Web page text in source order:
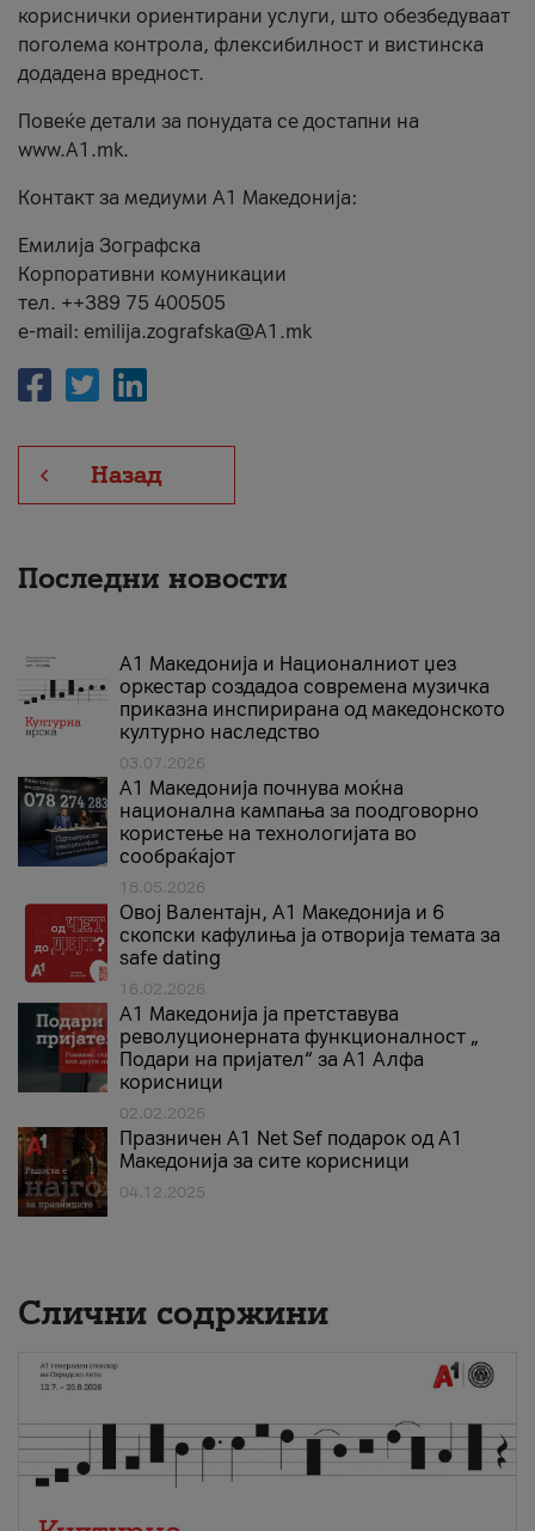
кориснички ориентирани услуги, што обезбедуваат
поголема контрола, флексибилност и вистинска
додадена вредност.
Повеќе детали за понудата се достапни на
www.А1.mk.
Контакт за медиуми А1 Македонија:
Емилија Зографска
Корпоративни комуникации
тел. ++389 75 400505
e-mail: emilija.zografska@A1.mk
Назад
Последни новости
А1 Македонија и Националниот џез
оркестар создадоа современа музичка
приказна инспирирана од македонското
културно наследство
03.07.2026
A1 Македонија почнува моќна
национална кампања за поодговорно
користење на технологијата во
сообраќајот
18.05.2026
Овој Валентајн, A1 Македонија и 6
скопски кафулиња ја отворија темата за
safe dating
16.02.2026
А1 Македонија ја претставува
револуционерната функционалност „
Подари на пријател“ за А1 Алфа
корисници
02.02.2026
Празничен A1 Net Sеf подарок од А1
Македонија за сите корисници
04.12.2025
Слични содржини